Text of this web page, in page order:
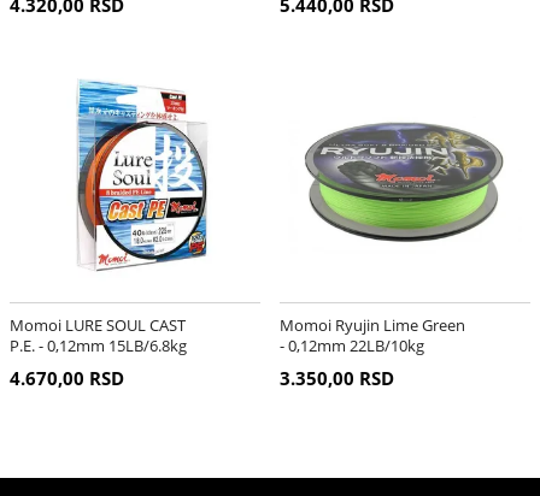
4.320,00 RSD 5.440,00 RSD
Momoi LURE SOUL CAST
P.E. - 0,12mm 15LB/6.8kg
4.670,00 RSD
Momoi Ryujin Lime Green
- 0,12mm 22LB/10kg
3.350,00 RSD